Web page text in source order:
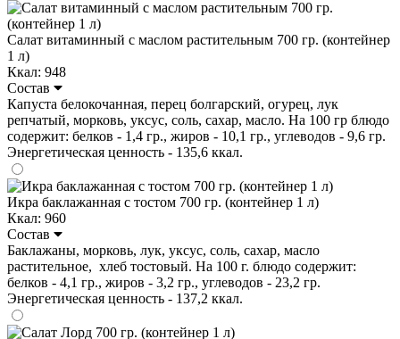
Салат витаминный с маслом растительным 700 гр. (контейнер
1 л)
Ккал: 948
Состав
Капуста белокочанная, перец болгарский, огурец, лук
репчатый, морковь, уксус, соль, сахар, масло. На 100 гр блюдо
содержит: белков - 1,4 гр., жиров - 10,1 гр., углеводов - 9,6 гр.
Энергетическая ценность - 135,6 ккал.
Икра баклажанная с тостом 700 гр. (контейнер 1 л)
Ккал: 960
Состав
Баклажаны, морковь, лук, уксус, соль, сахар, масло
растительное, хлеб тостовый. На 100 г. блюдо содержит:
белков - 4,1 гр., жиров - 3,2 гр., углеводов - 23,2 гр.
Энергетическая ценность - 137,2 ккал.